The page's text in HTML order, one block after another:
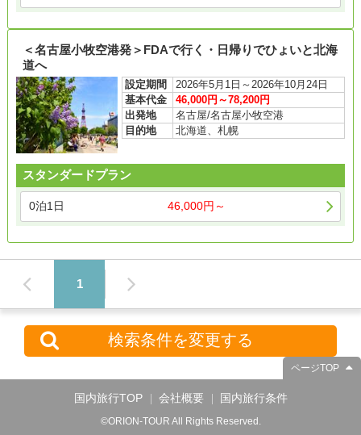
＜名古屋小牧空港発＞FDAで行く・日帰りでひょいと北海
道へ
設定期間
2026年5月1日～2026年10月24日
基本代金
46,000円～78,200円
出発地
名古屋/名古屋小牧空港
目的地
北海道、札幌
スタンダードプラン
0泊1日 46,000円～
1
検索条件を変更する
ページTOP
国内旅行TOP 会社概要 国内旅行条件
©ORION-TOUR All Rights Reserved.